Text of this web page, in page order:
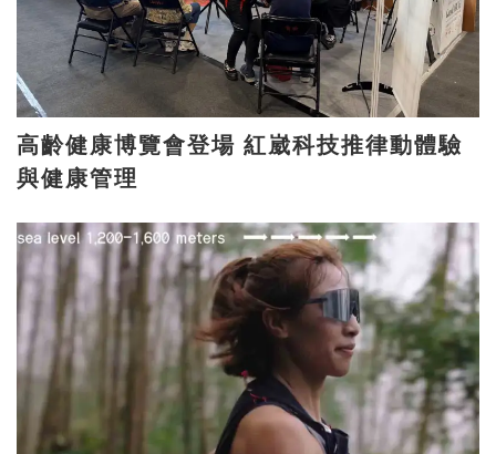
高齡健康博覽會登場 紅崴科技推律動體驗
與健康管理